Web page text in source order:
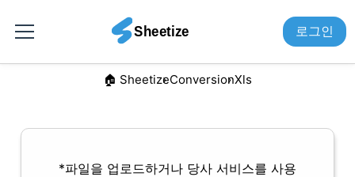
로그인
🏠︎ SheetizeConversionXls
*파일을 업로드하거나 당사 서비스를 사용